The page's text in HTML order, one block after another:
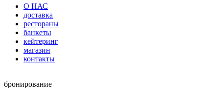
О НАС
доставка
рестораны
банкеты
кейтеринг
магазин
контакты
бронирование